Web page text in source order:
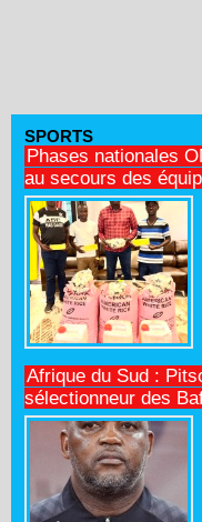
SPORTS
Phases nationales
au secours des
Afrique du Sud :
sélectionneur des